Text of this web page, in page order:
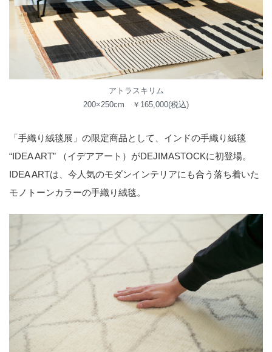
アトラスキリム
200×250cm ￥165,000(税込)
「手織り絨毯展」の限定商品として、インドの手織り絨毯
“IDEA ART” （イデアアート）がDEJIMASTOCKに初登場。
IDEA ARTは、今人気のモダンインテリアにも合う落ち着いた
モノトーンカラーの手織り絨毯。